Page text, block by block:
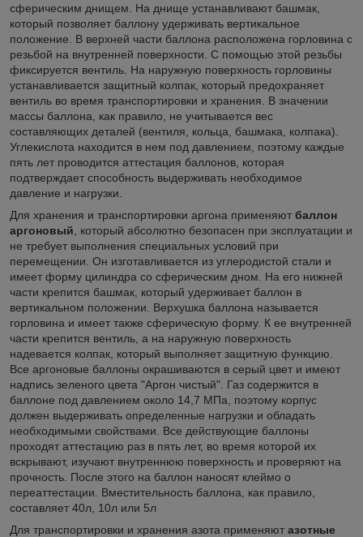
сферическим днищем. На днище устанавливают башмак,
который позволяет баллону удерживать вертикальное
положение. В верхней части баллона расположена горловина с
резьбой на внутренней поверхности. С помощью этой резьбы
фиксируется вентиль. На наружную поверхность горловины
устанавливается защитный колпак, который предохраняет
вентиль во время транспортировки и хранения. В значении
массы баллона, как правило, не учитывается вес
составляющих деталей (вентиля, кольца, башмака, колпака).
Углекислота находится в нем под давлением, поэтому каждые
пять лет проводится аттестация баллонов, которая
подтверждает способность выдерживать необходимое
давление и нагрузки.
Для хранения и транспортировки аргона применяют баллон
аргоновый , который абсолютно безопасен при эксплуатации и
не требует выполнения специальных условий при
перемещении. Он изготавливается из углеродистой стали и
имеет форму цилиндра со сферическим дном. На его нижней
части крепится башмак, который удерживает баллон в
вертикальном положении. Верхушка баллона называется
горловина и имеет также сферическую форму. К ее внутренней
части крепится вентиль, а на наружную поверхность
надевается колпак, который выполняет защитную функцию.
Все аргоновые баллоны окрашиваются в серый цвет и имеют
надпись зеленого цвета "Аргон чистый". Газ содержится в
баллоне под давлением около 14,7 МПа, поэтому корпус
должен выдерживать определенные нагрузки и обладать
необходимыми свойствами. Все действующие баллоны
проходят аттестацию раз в пять лет, во время которой их
вскрывают, изучают внутреннюю поверхность и проверяют на
прочность. После этого на баллон наносят клеймо о
переаттестации. Вместительность баллона, как правило,
составляет 40л, 10л или 5л
Для транспортировки и хранения азота применяют азотные